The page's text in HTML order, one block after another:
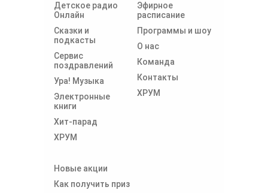
Детское радио
Онлайн
Сказки и
подкасты
Сервис
поздравлений
Ура! Музыка
Электронные
книги
Хит-парад
ХРУМ
Эфирное
расписание
Программы и шоу
О нас
Команда
Контакты
ХРУМ
Новые акции
Как получить приз